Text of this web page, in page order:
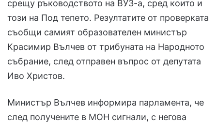
срещу ръководството на ВУЗ-а, сред които и
този на Под тепето. Резултатите от проверката
съобщи самият образователен министър
Красимир Вълчев от трибуната на Народното
събрание, след отправен въпрос от депутата
Иво Христов.
Министър Вълчев информира парламента, че
след получените в МОН сигнали, с негова